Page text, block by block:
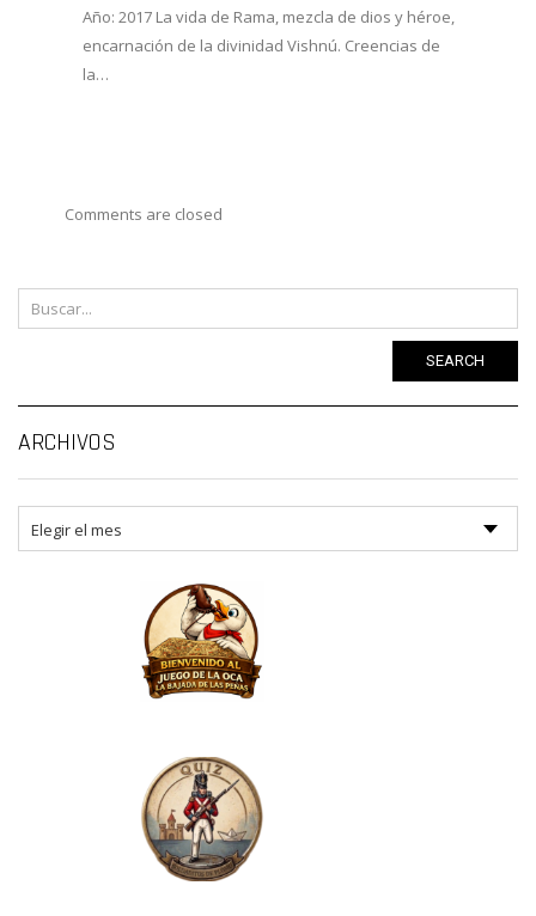
Año: 2017 La vida de Rama, mezcla de dios y héroe,
encarnación de la divinidad Vishnú. Creencias de
la…
Comments are closed
SEARCH
ARCHIVOS